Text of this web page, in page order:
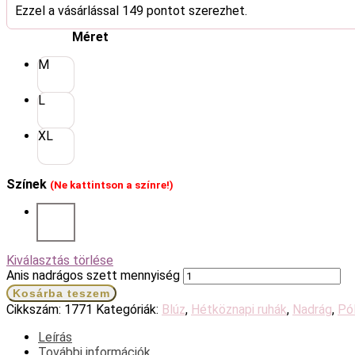
Ezzel a vásárlással 149 pontot szerezhet.
Méret
M
L
XL
Színek (Ne kattintson a színre!)
Kiválasztás törlése
Anis nadrágos szett mennyiség
Kosárba teszem
Cikkszám: 1771 Kategóriák: Blúz, Hétköznapi ruhák, Nadrág,
Leírás